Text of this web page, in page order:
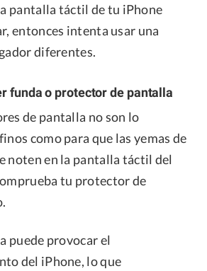
pantalla táctil de tu iPhone
entonces intenta usar una
diferentes.
funda o protector de pantalla
de pantalla no son lo
como para que las yemas de
noten en la pantalla táctil del
tu protector de
puede provocar el
del iPhone, lo que